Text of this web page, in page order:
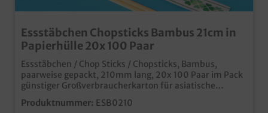
Essstäbchen Chopsticks Bambus 21cm in
Papierhülle 20x 100 Paar
Essstäbchen / Chop Sticks / Chopsticks, Bambus,
paarweise gepackt, 210mm lang, 20x 100 Paar im Pack
günstiger Großverbraucherkarton für asiatische
Imbissbetriebe und Bistros umweltfreundlich aus
Bambusholz in Papierhülle Die Hülle kann auch
Produktnummer: ESB0210